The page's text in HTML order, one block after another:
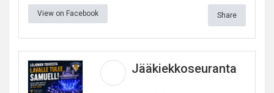
View on Facebook Share
Jääkiekkoseuranta